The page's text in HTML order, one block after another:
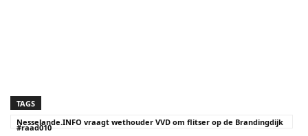
TAGS
Nesselande.INFO vraagt wethouder VVD om flitser op de Brandingdijk
#raad010